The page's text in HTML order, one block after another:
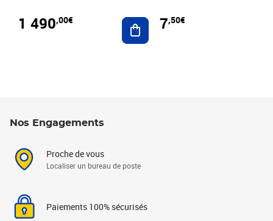
1 490,00€ Ajouter au panier
7,50€
Nos Engagements
Proche de vous
Localiser un bureau de poste
Paiements 100% sécurisés